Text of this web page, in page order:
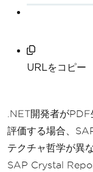
URLをコピー
.NET開発者が
評価する場合、
テクチャ哲学が異
SAP Crystal